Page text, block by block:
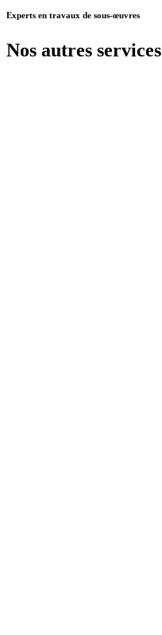
Experts en travaux de sous-œuvres
Nos autres services